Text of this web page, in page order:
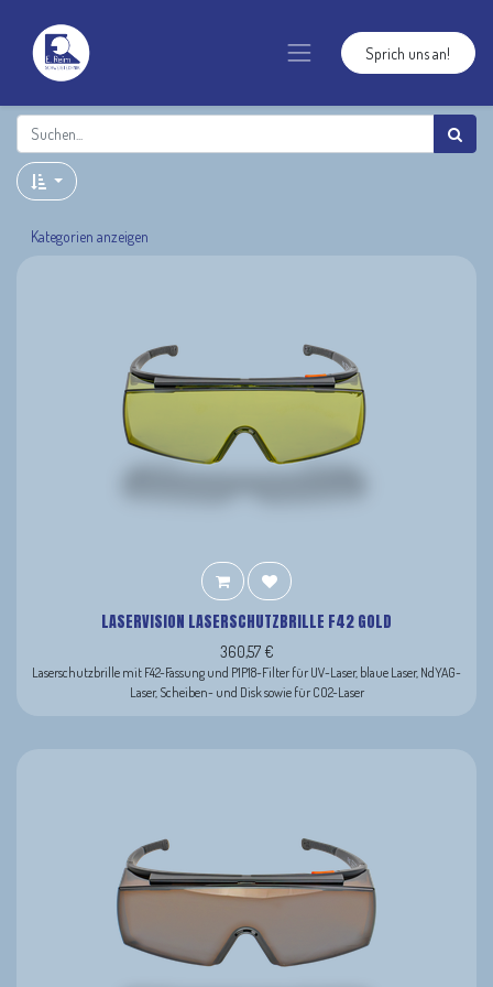
Sprich uns an!
Kategorien anzeigen
LASERVISION LASERSCHUTZBRILLE F42 GOLD
360,57€
Laserschutzbrille mit F42-Fassung und P1P18-Filter für UV-Laser, blaue Laser, NdYAG-
Laser, Scheiben- und Disk sowie für CO2-Laser